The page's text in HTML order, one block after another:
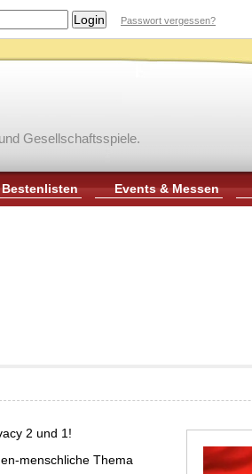
Passwort vergessen?
Gesellschaftsspiele.
Bestenlisten Events & Messen
2 und 1!
menschliche Thema